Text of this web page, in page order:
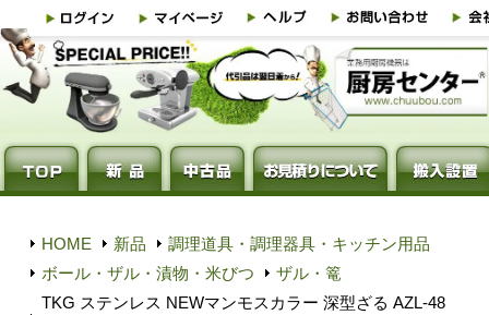
HOME 新品
調理道具・調理器具・キッチン用品
ボール・ザル・漬物・米びつ
ザル・篭
TKG ステンレス NEWマンモスカラー 深型ざる AZL-48